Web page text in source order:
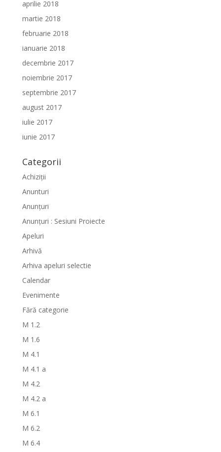
aprilie 2018
martie 2018
februarie 2018
ianuarie 2018
decembrie 2017
noiembrie 2017
septembrie 2017
august 2017
iulie 2017
iunie 2017
Categorii
Achiziții
Anunturi
Anunțuri
Anunțuri : Sesiuni Proiecte
Apeluri
Arhivă
Arhiva apeluri selectie
Calendar
Evenimente
Fără categorie
M 1.2
M 1.6
M 4.1
M 4.1 a
M 4.2
M 4.2 a
M 6.1
M 6.2
M 6.4